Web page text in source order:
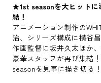
★1st seasonを大ヒット
結！
アニメーション制作の
治、シリーズ構成に横谷
作画監督に坂井久太ほか
豪華スタッフが再び集結
seasonを見事に描き切る！